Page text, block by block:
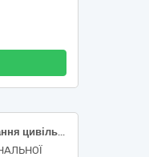
Послуги з обов'язкового страхування цивільно-правової відповідальності власників наземних транспортних засобів